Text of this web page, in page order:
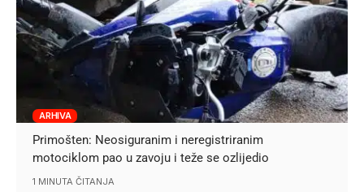
ARHIVA
Primošten: Neosiguranim i neregistriranim
motociklom pao u zavoju i teže se ozlijedio
1 MINUTA ČITANJA